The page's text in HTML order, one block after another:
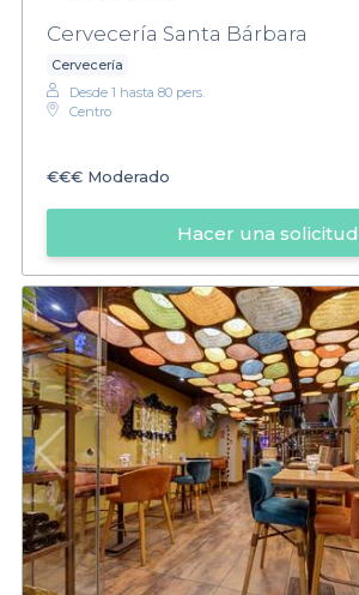
Cervecería Santa Bárbara
Cervecería
Desde 1 hasta 80 pers.
Centro
€€€ Moderado
Hacer una solicitud